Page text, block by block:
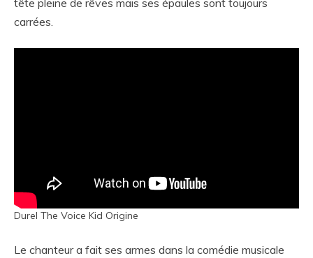
carrées.
Durel The Voice Kid Origine
Le chanteur a fait ses armes dans la comédie musicale